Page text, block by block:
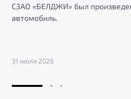
СЗАО «БЕЛДЖИ» был
автомобиль.
31 июля 2026